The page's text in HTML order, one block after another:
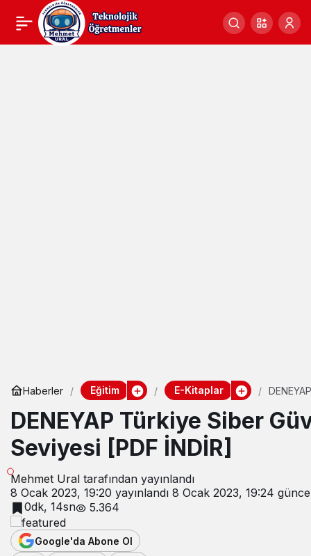
Haberler Eğitim E-Kitaplar
DENEYAP Türkiye Siber
Seviyesi [PDF İNDİR]
Mehmet Ural tarafından yayınlandı
8 Ocak 2023, 19:20 yayınlandı 8 Ocak 2023, 19:24
0dk, 14sn
5.364
Google'da Abone Ol